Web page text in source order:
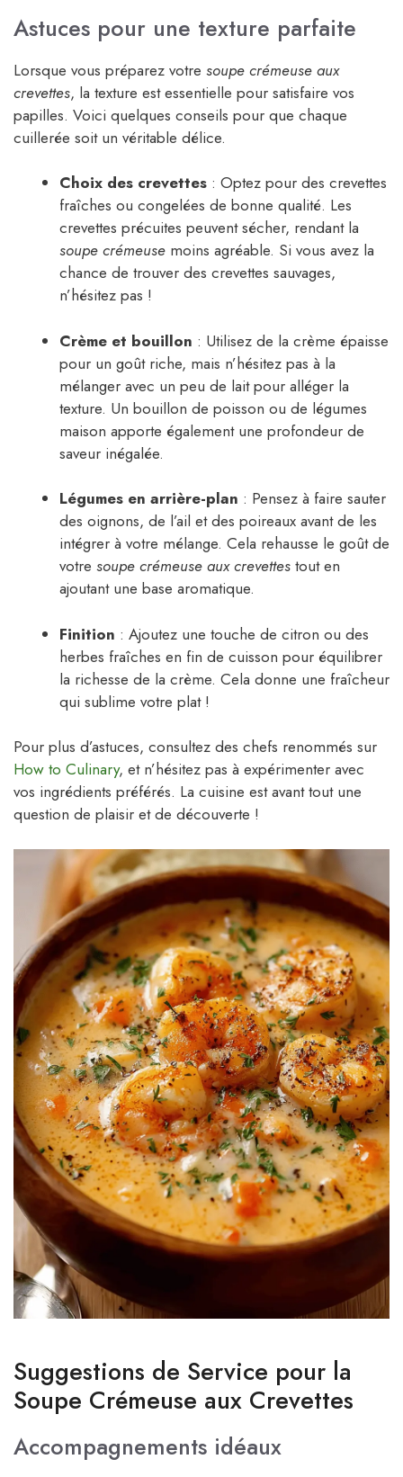
Astuces pour une texture parfaite
Lorsque vous préparez votre soupe crémeuse aux
crevettes, la texture est essentielle pour satisfaire vos
papilles. Voici quelques conseils pour que chaque
cuillerée soit un véritable délice.
Choix des crevettes : Optez pour des crevettes
fraîches ou congelées de bonne qualité. Les
crevettes précuites peuvent sécher, rendant la
soupe crémeuse moins agréable. Si vous avez la
chance de trouver des crevettes sauvages,
n’hésitez pas !
Crème et bouillon : Utilisez de la crème épaisse
pour un goût riche, mais n’hésitez pas à la
mélanger avec un peu de lait pour alléger la
texture. Un bouillon de poisson ou de légumes
maison apporte également une profondeur de
saveur inégalée.
Légumes en arrière-plan : Pensez à faire sauter
des oignons, de l’ail et des poireaux avant de les
intégrer à votre mélange. Cela rehausse le goût de
votre soupe crémeuse aux crevettes tout en
ajoutant une base aromatique.
Finition : Ajoutez une touche de citron ou des
herbes fraîches en fin de cuisson pour équilibrer
la richesse de la crème. Cela donne une fraîcheur
qui sublime votre plat !
Pour plus d’astuces, consultez des chefs renommés sur
How to Culinary, et n’hésitez pas à expérimenter avec
vos ingrédients préférés. La cuisine est avant tout une
question de plaisir et de découverte !
Suggestions de Service pour la
Soupe Crémeuse aux Crevettes
Accompagnements idéaux